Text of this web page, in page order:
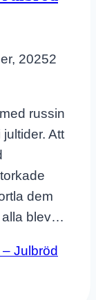
20252
russin
Att
dem
alla blev…
Julbröd